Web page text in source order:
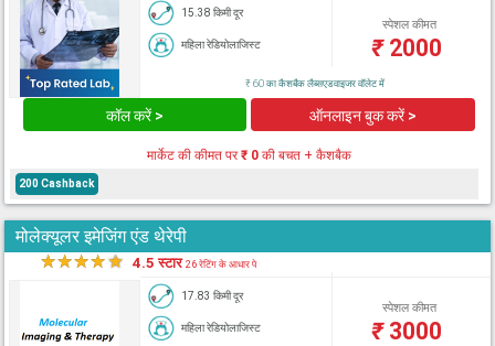
15.38 किमी दूर
महिला रेडियोलाजिस्ट
स्पेशल कीमत
₹2000
₹ 60 का कैशबैक लैब्सएडवाइजर वॉलेट में
कॉल करें > ऑनलाइन बुक करें >
मार्केट की कीमत पर₹ 0की बचत + कैशबैक
200 Cashback
मोलेक्यूलर इमेजिंग एंड थेरेपी
★★★★★ 4.5 स्टार26 रेटिंग के आधार पे
17.83 किमी दूर
महिला रेडियोलाजिस्ट
स्पेशल कीमत
₹3000